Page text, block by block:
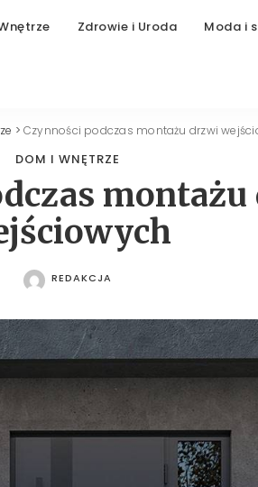
Zdrowie i Uroda Moda i
>Czynności podczas montażu drzwi
DOM I WNĘTRZE
POSTED
REDAKCJA